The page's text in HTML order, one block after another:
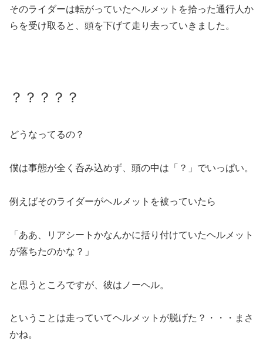
そのライダーは転がっていたヘルメットを拾った通行人か
らを受け取ると、頭を下げて走り去っていきました。
？？？？？
どうなってるの？
僕は事態が全く呑み込めず、頭の中は「？」でいっぱい。
例えばそのライダーがヘルメットを被っていたら
「ああ、リアシートかなんかに括り付けていたヘルメット
が落ちたのかな？」
と思うところですが、彼はノーヘル。
ということは走っていてヘルメットが脱げた？・・・まさ
かね。